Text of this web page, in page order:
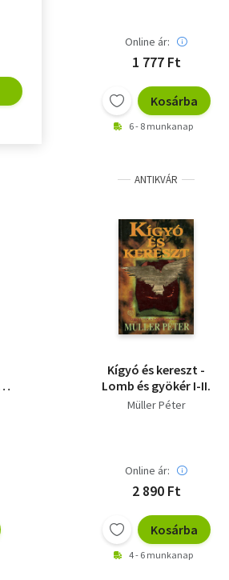
Online ár:
1 777 Ft
Kosárba
6 - 8 munkanap
ANTIKVÁR
Kígyó és kereszt -
Lomb és gyökér I-II.
Müller Péter
Online ár:
2 890 Ft
Kosárba
4 - 6 munkanap